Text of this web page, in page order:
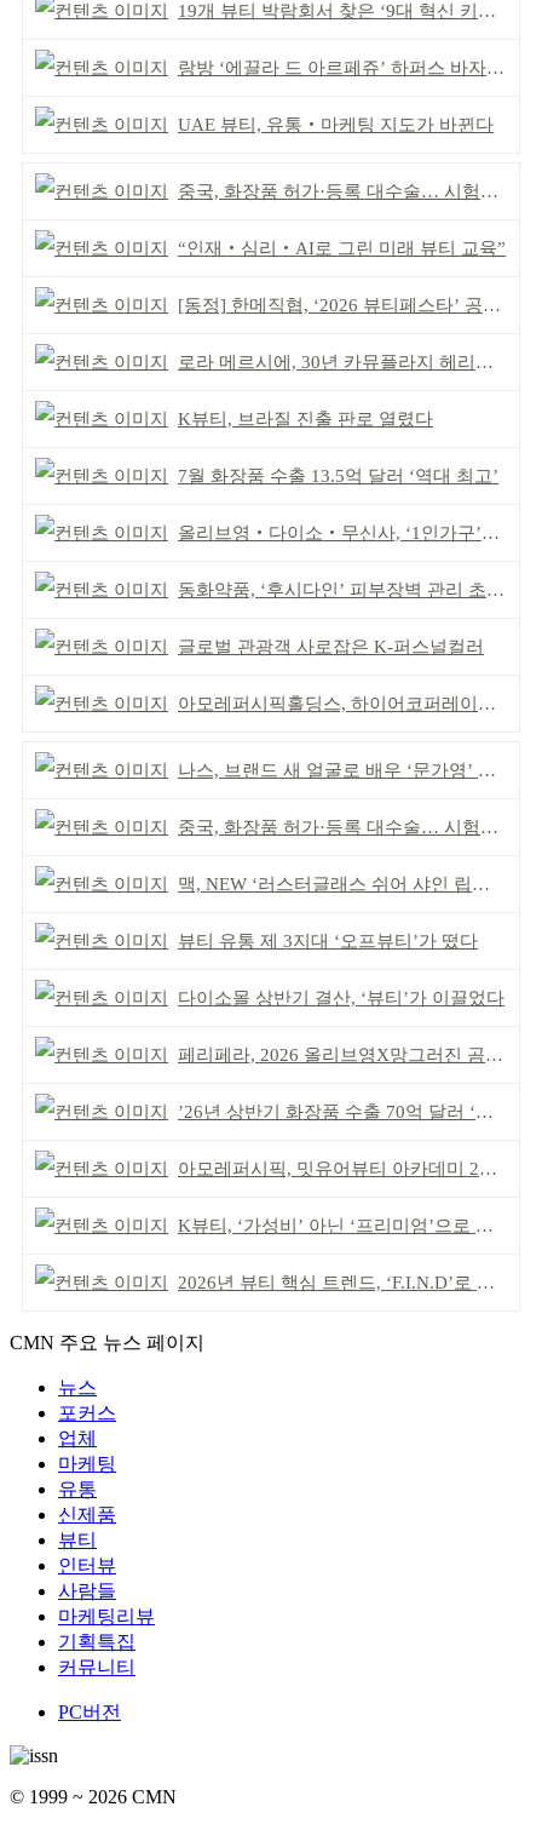
19개 뷰티 박람회서 찾은 ‘9대 혁신 키워드’
랑방 ‘에끌라 드 아르페쥬’ 하퍼스 바자 화보 공개
UAE 뷰티, 유통‧마케팅 지도가 바뀐다
중국, 화장품 허가·등록 대수술… 시험자료 공용 허용
“인재‧심리‧AI로 그린 미래 뷰티 교육”
[동정] 한메직협, ‘2026 뷰티페스타’ 공동 주최
로라 메르시에, 30년 카뮤플라지 헤리티지 담아
K뷰티, 브라질 진출 판로 열렸다
7월 화장품 수출 13.5억 달러 ‘역대 최고’
올리브영‧다이소‧무신사, ‘1인가구’가 이끈다
동화약품, ‘후시다인’ 피부장벽 관리 초점 ‘리브랜딩’
글로벌 관광객 사로잡은 K-퍼스널컬러
아모레퍼시픽홀딩스, 하이어코퍼레이션과 투자계약
나스, 브랜드 새 얼굴로 배우 ‘문가영’ 발탁
중국, 화장품 허가·등록 대수술… 시험자료 공용 허용
맥, NEW ‘러스터글래스 쉬어 샤인 립스틱’ 출시
뷰티 유통 제 3지대 ‘오프뷰티’가 떴다
다이소몰 상반기 결산, ‘뷰티’가 이끌었다
페리페라, 2026 올리브영X망그러진 곰 콜라보
’26년 상반기 화장품 수출 70억 달러 ‘역대 최고’
아모레퍼시픽, 밋유어뷰티 아카데미 2기 발대식
K뷰티, ‘가성비’ 아닌 ‘프리미엄’으로 승부걸어야
2026년 뷰티 핵심 트렌드, ‘F.I.N.D’로 읽는다
CMN 주요 뉴스 페이지
뉴스
포커스
업체
마케팅
유통
신제품
뷰티
인터뷰
사람들
마케팅리뷰
기획특집
커뮤니티
PC버전
© 1999 ~ 2026 CMN